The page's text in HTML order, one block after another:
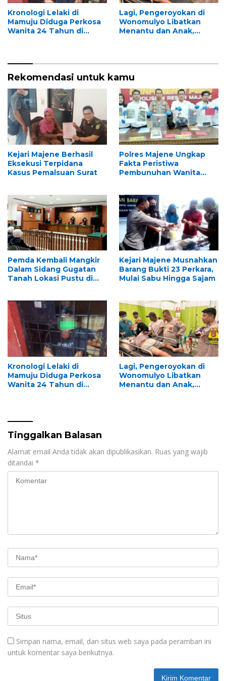
Kronologi Lelaki di
Mamuju Diduga Perkosa
Wanita 24 Tahun di
Lagi, Pengeroyokan di
Wonomulyo Libatkan
Menantu dan Anak,
Rekomendasi untuk kamu
Kejari Majene Berhasil
Eksekusi Terpidana
Kasus Pemalsuan Surat
Polres Majene Ungkap
Fakta Peristiwa
Pembunuhan Wanita
Pemda Kembali Mangkir
Dalam Sidang Gugatan
Tanah Lokasi Pustu di
Kejari Majene Musnahkan
Barang Bukti 23 Perkara,
Mulai Sabu Hingga Sajam
Kronologi Lelaki di
Mamuju Diduga Perkosa
Wanita 24 Tahun di
Lagi, Pengeroyokan di
Wonomulyo Libatkan
Menantu dan Anak,
Tinggalkan Balasan
Alamat email Anda tidak akan dipublikasikan. Ruas yang wajib
ditandai *
Simpan nama, email, dan situs web saya pada peramban ini
untuk komentar saya berikutnya.